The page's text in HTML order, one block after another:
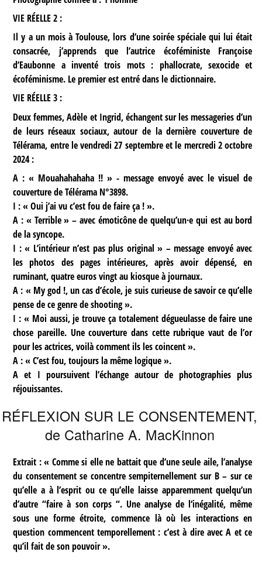
VIE RÉELLE 2 :
Il y a un mois à Toulouse, lors d’une soirée spéciale qui lui était
consacrée, j’apprends que l’autrice écoféministe Françoise
d’Eaubonne a inventé trois mots : phallocrate, sexocide et
écoféminisme. Le premier est entré dans le dictionnaire.
VIE RÉELLE 3 :
Deux femmes, Adèle et Ingrid, échangent sur les messageries d’un
de leurs réseaux sociaux, autour de la dernière couverture de
Télérama, entre le vendredi 27 septembre et le mercredi 2 octobre
2024 :
A : « Mouahahahaha !! » - message envoyé avec le visuel de
couverture de Télérama N°3898.
I : « Oui j’ai vu c’est fou de faire ça ! ».
A : « Terrible » – avec émoticône de quelqu’un·e qui est au bord
de la syncope.
I : « L’intérieur n’est pas plus original » – message envoyé avec
les photos des pages intérieures, après avoir dépensé, en
ruminant, quatre euros vingt au kiosque à journaux.
A : « My god !, un cas d’école, je suis curieuse de savoir ce qu’elle
pense de ce genre de shooting ».
I : « Moi aussi, je trouve ça totalement dégueulasse de faire une
chose pareille. Une couverture dans cette rubrique vaut de l’or
pour les actrices, voilà comment ils les coincent ».
A : « C’est fou, toujours la même logique ».
A et I poursuivent l’échange autour de photographies plus
réjouissantes.
RÉFLEXION SUR LE CONSENTEMENT,
de Catharine A. MacKinnon
Extrait : « Comme si elle ne battait que d’une seule aile, l’analyse
du consentement se concentre sempiternellement sur B – sur ce
qu’elle a à l’esprit ou ce qu’elle laisse apparemment quelqu’un
d’autre “faire à son corps “. Une analyse de l‘inégalité, même
sous une forme étroite, commence là où les interactions en
question commencent temporellement : c’est à dire avec A et ce
qu’il fait de son pouvoir ».